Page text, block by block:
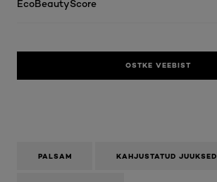
EcoBeautyScore
OSTKE VEEBIST
PALSAM KAHJUSTATUD JUUKSED